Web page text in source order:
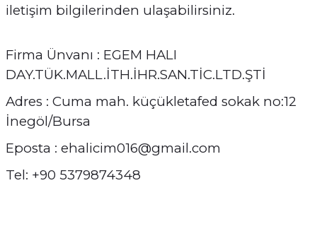
iletişim bilgilerinden ulaşabilirsiniz.
Firma Ünvanı : EGEM HALI
DAY.TÜK.MALL.İTH.İHR.SAN.TİC.LTD.ŞTİ
Adres : Cuma mah. küçükletafed sokak no:12
İnegöl/Bursa
Eposta : ehalicim016@gmail.com
Tel: +90 5379874348